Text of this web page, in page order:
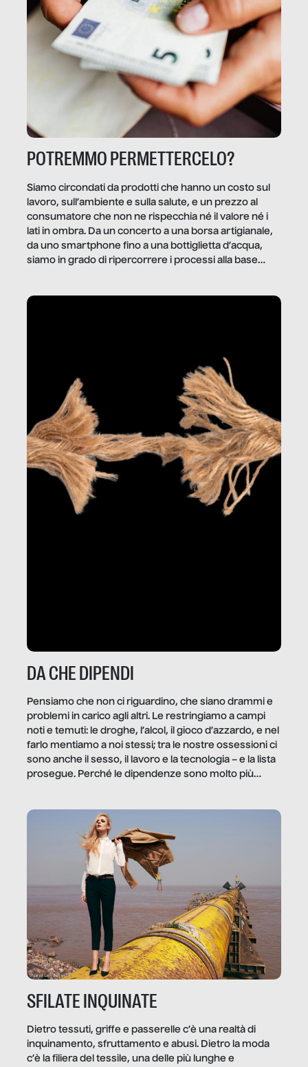
POTREMMO PERMETTERCELO?
Siamo circondati da prodotti che hanno un costo sul
lavoro, sull’ambiente e sulla salute, e un prezzo al
consumatore che non ne rispecchia né il valore né i
lati in ombra. Da un concerto a una borsa artigianale,
da uno smartphone fino a una bottiglietta d’acqua,
siamo in grado di ripercorrere i processi alla base
dietro gli oggetti e i servizi che fanno la nostra vita
DA CHE DIPENDI
Pensiamo che non ci riguardino, che siano drammi e
problemi in carico agli altri. Le restringiamo a campi
noti e temuti: le droghe, l’alcol, il gioco d’azzardo, e nel
farlo mentiamo a noi stessi; tra le nostre ossessioni ci
sono anche il sesso, il lavoro e la tecnologia – e la lista
prosegue. Perché le dipendenze sono molto più
trae un guadagno. In questo reportage vediamo
quale e come.
SFILATE INQUINATE
Dietro tessuti, griffe e passerelle c’è una realtà di
inquinamento, sfruttamento e abusi. Dietro la moda
c’è la filiera del tessile, una delle più lunghe e